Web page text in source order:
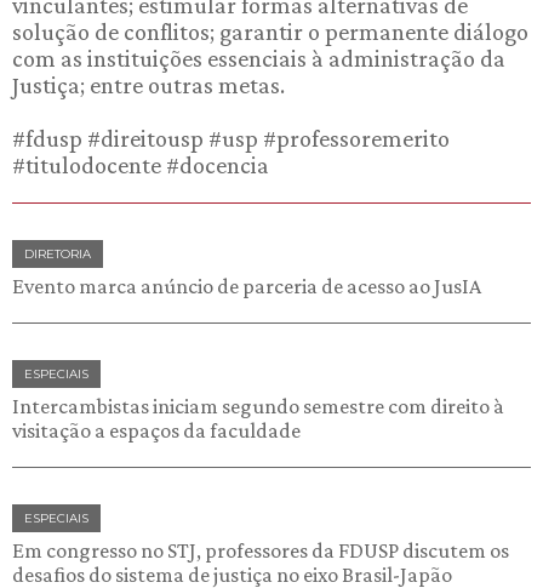
solução de conflitos; garantir o permanente diálogo
com as instituições essenciais à administração da
Justiça; entre outras metas.
#fdusp #direitousp #usp #professoremerito
#titulodocente #docencia
DIRETORIA
Evento marca anúncio de parceria de acesso ao JusIA
ESPECIAIS
Intercambistas iniciam segundo semestre com direito à
visitação a espaços da faculdade
ESPECIAIS
Em congresso no STJ, professores da FDUSP discutem os
desafios do sistema de justiça no eixo Brasil-Japão